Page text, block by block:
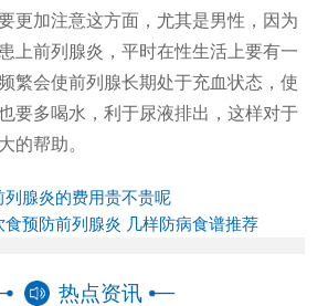
更加注意这方面，尤其是男性，因为
上前列腺炎，平时在性生活上要有一
繁会使前列腺长期处于充血状态，使
要多喝水，利于尿液排出，这样对于
的帮助。
列腺炎的费用贵不贵呢
食预防前列腺炎 几样防病食谱推荐
热点资讯